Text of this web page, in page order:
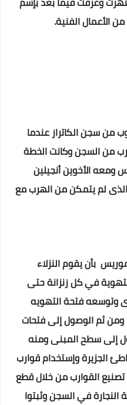
الأعمال الفنية.
من سجن الكاتراز عندما
من السجن وكانت الخطة
ومعه الأخوين أنجيلين
لم يتمكن من الهرب مع
بأن يقوم النزلاء
في كل زنزانة حتى
وتوسعه فتحة التهويه
ومن ثم الوصول إلى فتحات
إلى سطح المبنى ومنه
الجزيرة وإستخدام قوارب
القوارب من خلال قطع
في السجن وثبتوا